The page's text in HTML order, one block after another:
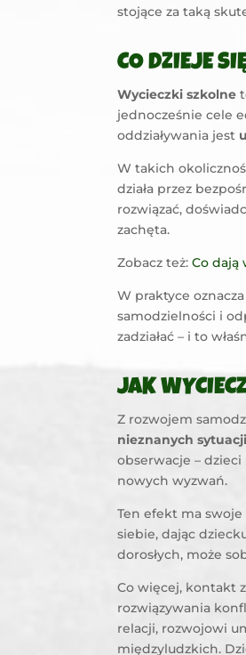
stojące za taką
CO DZIEJE
Wycieczki szkolne
jednocześnie cele
oddziaływania jest
W takich
działa przez
rozwiązać,
zachęta.
Zobacz też: Co dają
W praktyce
samodzielności i
zadziałać – i to
JAK
Z rozwojem
nieznanych sytuacji
obserwacje –
nowych wyzwań.
Ten efekt ma
siebie, dając
dorosłych, może
Co więcej, kontakt
rozwiązywania
relacji, rozwojowi
międzyludzkich.